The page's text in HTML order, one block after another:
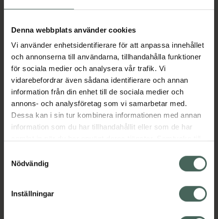
Denna webbplats använder cookies
Vi använder enhetsidentifierare för att anpassa innehållet
och annonserna till användarna, tillhandahålla funktioner
för sociala medier och analysera vår trafik. Vi
vidarebefordrar även sådana identifierare och annan
information från din enhet till de sociala medier och
annons- och analysföretag som vi samarbetar med.
Dessa kan i sin tur kombinera informationen med annan
information som du har tillhandahållit eller som de har
återkalla ditt samtycke via webbplatsens
cookieinställningar. Ett återkallat samtycke påverkar inte
lagligheten av behandling som skett innan återkallelsen.
Nödvändig
Inställningar
Beskrivning Dölj
Läs alltid bipacksedeln innan
användning.
EAN:08054083021669
Visa